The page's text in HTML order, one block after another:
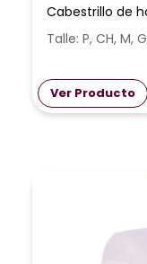
Cabestrillo de
Talle: P, CH, M,
Ver Producto